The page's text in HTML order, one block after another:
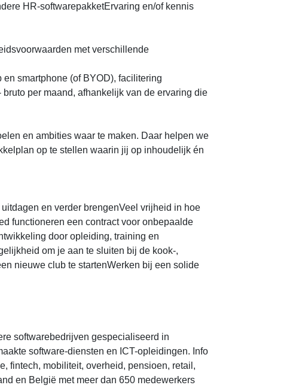
HR-softwarepakketErvaring en/of kennis
met verschillende
smartphone (of BYOD), facilitering
per maand, afhankelijk van de ervaring die
en ambities waar te maken. Daar helpen we
op te stellen waarin jij op inhoudelijk én
en verder brengenVeel vrijheid in hoe
functioneren een contract voor onbepaalde
door opleiding, training en
om je aan te sluiten bij de kook-,
nieuwe club te startenWerken bij een solide
softwarebedrijven gespecialiseerd in
software-diensten en ICT-opleidingen. Info
fintech, mobiliteit, overheid, pensioen, retail,
en België met meer dan 650 medewerkers